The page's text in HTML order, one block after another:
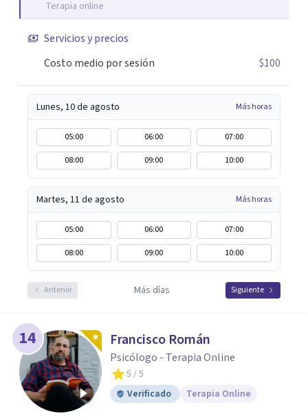
disfunción eréctil, la eyaculación precoz y la falta de
es de enorme importancia tanto para el bienestar físico y
mental como a nivel personal para una buena
Terapia online
Servicios y precios
Costo medio por sesión
$100
Lunes, 10 de agosto Más horas
05:00 06:00
07:00
08:00
09:00 10:00
Martes, 11 de agosto Más horas
05:00 06:00
07:00
08:00
09:00 10:00
Anterior Más días Siguiente
14 Francisco Román
Psicólogo - Terapia Online
5 / 5
Verificado
Terapia Online